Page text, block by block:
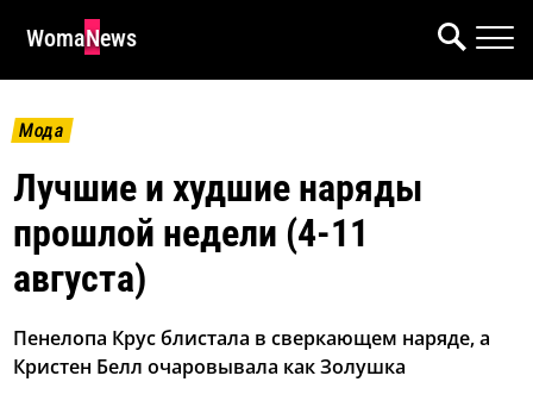
WomaNews
Мода
Лучшие и худшие наряды
прошлой недели (4-11
августа)
Пенелопа Крус блистала в сверкающем наряде, а
Кристен Белл очаровывала как Золушка